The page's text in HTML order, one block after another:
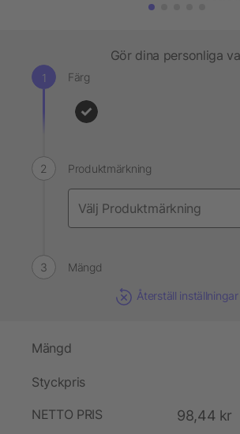
Gör dina personliga
Färg
Produktmärkning
Mängd
Återställ inställningar
Mängd
Styckpris
NETTO PRIS
98,44 kr